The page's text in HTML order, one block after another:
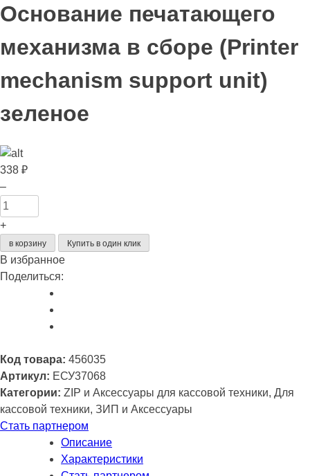
Основание печатающего
механизма в сборе (Printer
mechanism support unit)
зеленое
338 ₽
Количество
товара
Основание
печатающего
механизма
сборе
зеленое
–
+
в корзину Купить в один клик
В избранное
Поделиться:
Код товара: 456035
Артикул: ЕСУ37068
Категории: ZIP и Аксессуары для кассовой техники, Для
кассовой техники, ЗИП и Аксессуары
Стать партнером
Описание
Характеристики